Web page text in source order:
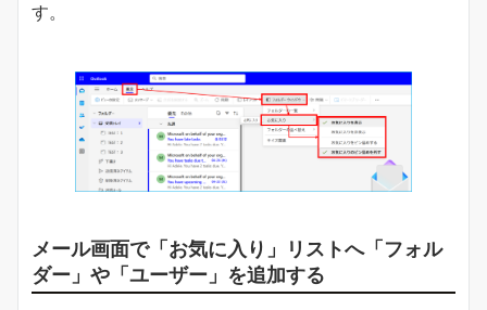
す。
メール画面で「お気に入り」リストへ「フォル
ダー」や「ユーザー」を追加する